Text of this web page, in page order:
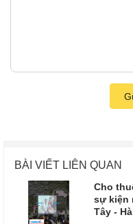
BÀI VIẾT LIÊN QUAN
Cho
sự kiện
Tây -